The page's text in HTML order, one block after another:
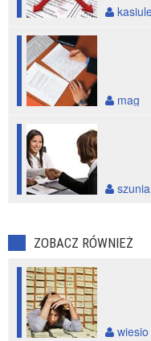
mag
szunia
ZOBACZ RÓWNIEŻ
wiesio